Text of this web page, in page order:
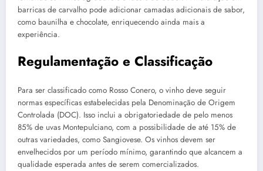
barricas de carvalho pode adicionar camadas adicionais de sabor,
como baunilha e chocolate, enriquecendo ainda mais a
experiência.
Regulamentação e Classificação
Para ser classificado como Rosso Conero, o vinho deve seguir
normas específicas estabelecidas pela Denominação de Origem
Controlada (DOC). Isso inclui a obrigatoriedade de pelo menos
85% de uvas Montepulciano, com a possibilidade de até 15% de
outras variedades, como Sangiovese. Os vinhos devem ser
envelhecidos por um período mínimo, garantindo que alcancem a
qualidade esperada antes de serem comercializados.